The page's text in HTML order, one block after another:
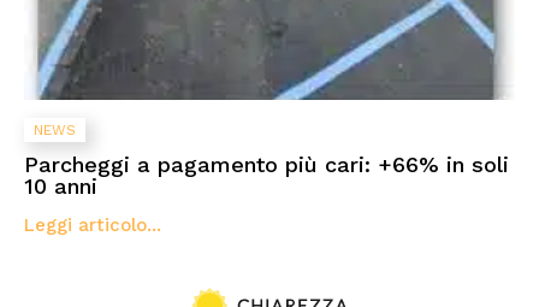
NEWS
Parcheggi a pagamento più cari: +66% in soli
10 anni
Leggi articolo...